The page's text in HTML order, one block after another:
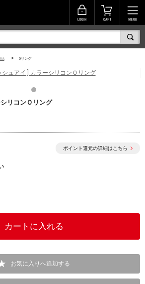
品 > Oリング
リコンＯリング
ポイント還元の詳細はこちら
お気に入りへ追加する